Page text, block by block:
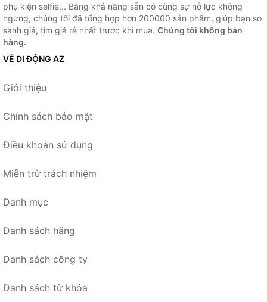
phụ kiện selfie... Bằng khả năng sẵn có cùng sự nỗ lực không
ngừng, chúng tôi đã tổng hợp hơn 200000 sản phẩm, giúp bạn so
sánh giá, tìm giá rẻ nhất trước khi mua. Chúng tôi không bán
hàng.
VỀ DI ĐỘNG AZ
Giới thiệu
Chính sách bảo mật
Điều khoản sử dụng
Miễn trừ trách nhiệm
Danh mục
Danh sách hãng
Danh sách công ty
Danh sách từ khóa